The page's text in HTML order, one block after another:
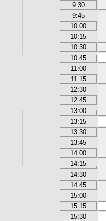
9:30
9:45
10:00
10:15
10:30
10:45
11:00
11:15
12:30
12:45
13:00
13:15
13:30
13:45
14:00
14:15
14:30
14:45
15:00
15:15
15:30